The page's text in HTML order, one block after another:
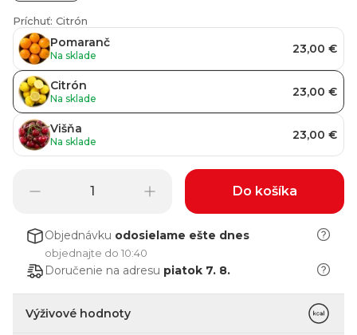
Príchuť: Citrón
Pomaranč
Na sklade 23,00 €
Citrón
Na sklade 23,00 €
Višňa
Na sklade 23,00 €
Do košíka
Objednávku odosielame ešte dnes
objednajte do 10:40
Doručenie na adresu piatok 7. 8.
Výživové hodnoty